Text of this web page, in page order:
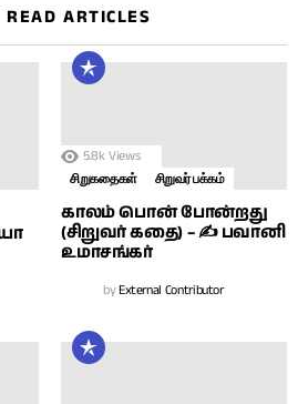
READ ARTICLES
5.8k Views
சிறுகதைகள் சிறுவர் பக்கம்
காலம் பொன் போன்றது
(சிறுவர் கதை) – ✍ பவானி
உமாசங்கர்
byExternal Contributor